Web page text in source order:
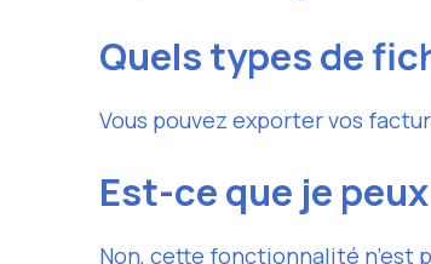
Quels types de
Vous pouvez exporter vos
Est-ce que je
Non, cette fonctionnalité n’est